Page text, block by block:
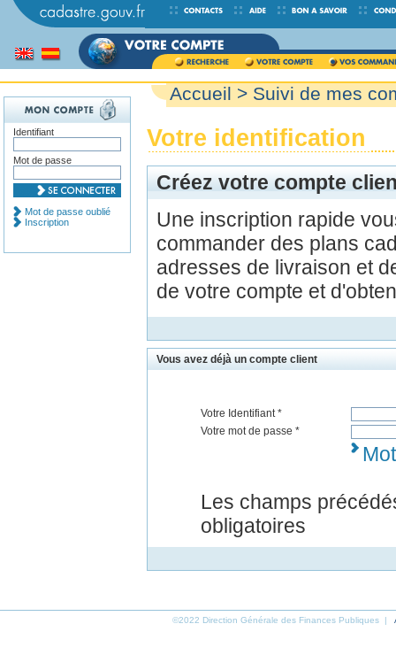
Accueil > Suivi de mes
Votre identification
Créez votre compte
Une inscription rapide
commander des plans
adresses de livraison et
de votre compte et
Vous avez déjà un compte client
Votre Identifiant *
Votre mot de passe *
Les champs
obligatoires
Identifiant
Mot de passe
Mot de passe oublié
Inscription
©2022 Direction Générale des Finances Publiques |